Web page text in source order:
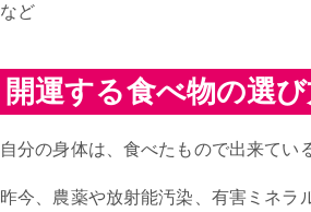
など
開運する食べ物の選
自分の身体は、食べたもので出来てい
昨今、農薬や放射能汚染、有害ミネラ